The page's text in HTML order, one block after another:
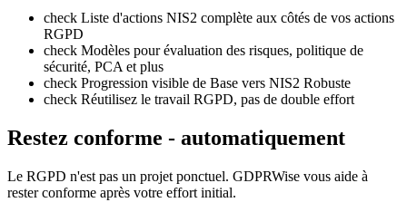
check Liste d'actions NIS2 complète aux côtés de vos actions
RGPD
check Modèles pour évaluation des risques, politique de
sécurité, PCA et plus
check Progression visible de Base vers NIS2 Robuste
check Réutilisez le travail RGPD, pas de double effort
Restez conforme - automatiquement
Le RGPD n'est pas un projet ponctuel. GDPRWise vous aide à
rester conforme après votre effort initial.